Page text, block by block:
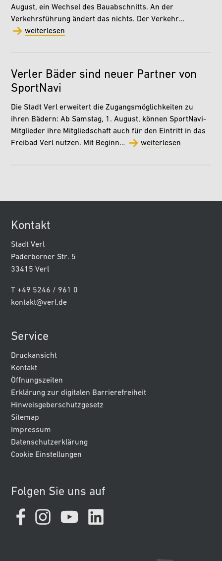
August, ein Wechsel des Bauabschnitts. An der
Verkehrsführung ändert das nichts. Der Verkehr…
weiterlesen
Verler Bäder sind neuer Partner von
SportNavi
Die Stadt Verl erweitert die Zugangsmöglichkeiten zu
ihren Bädern: Ab Samstag, 1. August, können SportNavi-
Mitglieder ihre Mitgliedschaft auch für den Eintritt in das
Freibad Verl nutzen. Mit Beginn…
weiterlesen
Kontakt
Stadt Verl
Paderborner Str. 5
33415 Verl
T +49 5246 / 961 0
kontakt@verl.de
Service
Druckansicht
Kontakt
Öffnungszeiten
Erklärung zur digitalen Barrierefreiheit
Hinweisgeberschutzgesetz
Sitemap
Impressum
Datenschutzerklärung
Cookie Einstellungen
Folgen Sie uns auf